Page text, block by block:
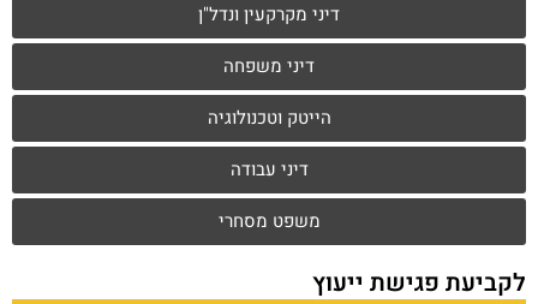
דיני מקרקעין ונדל"ן
דיני משפחה
הייטק וטכנולוגיה
דיני עבודה
משפט מסחרי
לקביעת פגישת ייעוץ